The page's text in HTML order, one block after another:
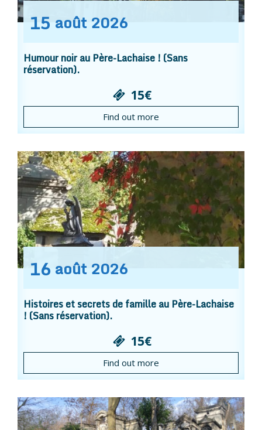
15 août 2026
Humour noir au Père-Lachaise ! (Sans
réservation).
15€
Find out more
16 août 2026
Histoires et secrets de famille au Père-Lachaise
! (Sans réservation).
15€
Find out more